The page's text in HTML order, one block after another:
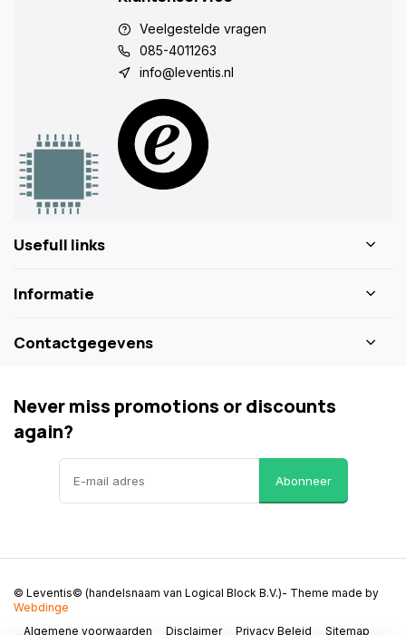
Veelgestelde vragen
085-4011263
info@leventis.nl
Usefull links
Informatie
Contactgegevens
Never miss promotions or discounts
again?
Abonneer
Algemene voorwaarden Disclaimer Privacy Beleid Sitemap
© Leventis© (handelsnaam van Logical Block B.V.)- Theme made by
Webdinge